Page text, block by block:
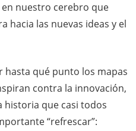
nuestro cerebro que
hacia las nuevas ideas y el
hasta qué punto los mapas
contra la innovación,
historia que casi todos
“refrescar”: